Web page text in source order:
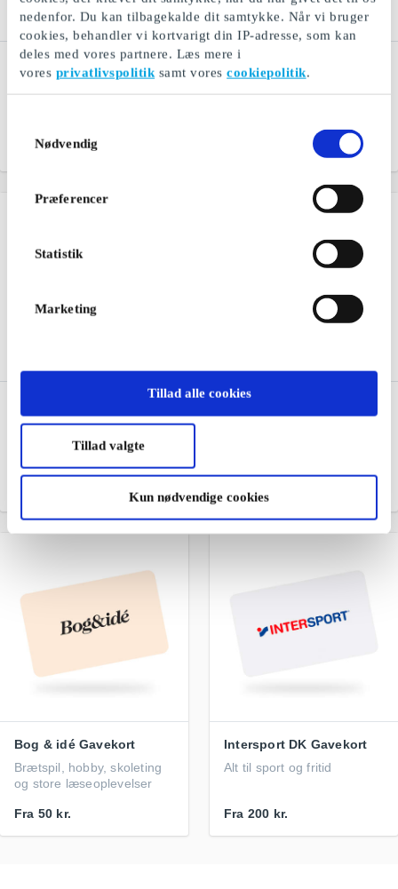
nedenfor. Du kan tilbagekalde dit samtykke. Når vi bruger
cookies, behandler vi kortvarigt din IP-adresse, som kan
deles med vores partnere. Læs mere i
vores privatlivspolitik samt vorescookiepolitik.
Nødvendig
Præferencer
Statistik
Marketing
Tillad alle cookies
Tillad valgte
Kun nødvendige cookies
Restaurangguiden -
Hotel & Spa DK Gavekort
200 kr.
Restaurant DK Gavekort
Gavekort
Danmark set oppefra
Gavekort
100 kr.
Bog & idé Gavekort
Brætspil, hobby, skoleting
og store læseoplevelser
Fra 50 kr.
Intersport DK Gavekort
Alt til sport og fritid
Fra 200 kr.